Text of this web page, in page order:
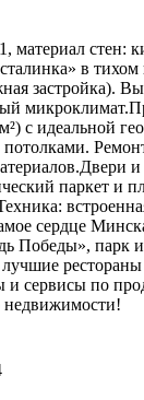
материал стен:
в
застройка).
с идеальной
паркет и
сердце
Победы», парк
рестораны
сервисы по
недвижимости!